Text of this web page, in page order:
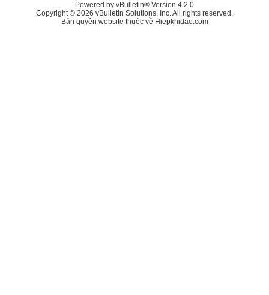
Powered by vBulletin® Version 4.2.0
Copyright © 2026 vBulletin Solutions, Inc. All rights reserved.
Bản quyền website thuộc về Hiepkhidao.com